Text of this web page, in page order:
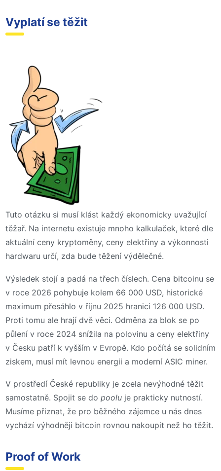
Vyplatí se těžit
Tuto otázku si musí klást každý ekonomicky uvažující
těžař. Na internetu existuje mnoho kalkulaček, které dle
aktuální ceny kryptoměny, ceny elektřiny a výkonnosti
hardwaru určí, zda bude těžení výdělečné.
Výsledek stojí a padá na třech číslech. Cena bitcoinu se
v roce 2026 pohybuje kolem 66 000 USD, historické
maximum přesáhlo v říjnu 2025 hranici 126 000 USD.
Proti tomu ale hrají dvě věci. Odměna za blok se po
půlení v roce 2024 snížila na polovinu a ceny elektřiny
v Česku patří k vyšším v Evropě. Kdo počítá se solidním
ziskem, musí mít levnou energii a moderní ASIC miner.
V prostředí České republiky je zcela nevýhodné těžit
samostatně. Spojit se do poolu je prakticky nutností.
Musíme přiznat, že pro běžného zájemce u nás dnes
vychází výhodněji bitcoin rovnou nakoupit než ho těžit.
Proof of Work